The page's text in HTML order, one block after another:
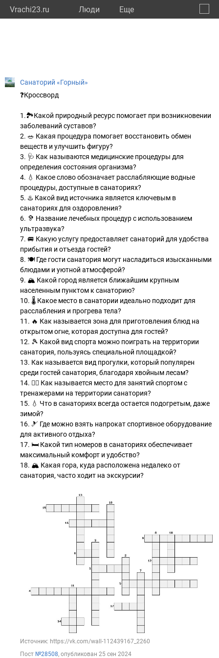
Vrachi23.ru Люди Eще
Санаторий «Горный»
❓Кроссворд
1.🏞️Какой природный ресурс помогает при возникновении
заболеваний суставов?
2. 🥗 Какая процедура помогает восстановить обмен
веществ и улучшить фигуру?
3. 🩺 Как называются медицинские процедуры для
определения состояния организма?
4. 💧 Какое слово обозначает расслабляющие водные
процедуры, доступные в санаториях?
5. ♨️ Какой вид источника является ключевым в
санаториях для оздоровления?
6. 🦻 Название лечебных процедур с использованием
ультразвука?
7. 🚐 Какую услугу предоставляет санаторий для удобства
прибытия и отъезда гостей?
8. 🍽️ Где гости санатория могут насладиться изысканными
блюдами и уютной атмосферой?
9. 🏔️ Какой город является ближайшим крупным
населенным пунктом к санаторию?
10. ‍🌡️ Какое место в санатории идеально подходит для
расслабления и прогрева тела?
11. 🔥 Как называется зона для приготовления блюд на
открытом огне, которая доступна для гостей?
12. 🎾 Какой вид спорта можно поиграть на территории
санатория, пользуясь специальной площадкой?
13. Как называется вид прогулки, который популярен
среди гостей санатория, благодаря хвойным лесам?
14. 🏋️‍♂️ Как называется место для занятий спортом с
тренажерами на территории санатория?
15. ‍💧 Что в санаториях всегда остается подогретым, даже
зимой?
16. 🎿 Где можно взять напрокат спортивное оборудование
для активного отдыха?
17. 🛏️ Какой тип номеров в санаториях обеспечивает
максимальный комфорт и удобство?
18. 🏔️ Какая гора, куда расположена недалеко от
санатория, часто ходит на экскурсии?
Источник: https://vk.com/wall-112439167_2260
Пост №28508, опубликован 25 сен 2024